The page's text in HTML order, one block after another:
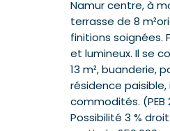
Namur centre, à
terrasse de 8
finitions soignées.
et lumineux. Il se
13 m², buanderie,
résidence
commodités. (PEB
Possibilité 3 %